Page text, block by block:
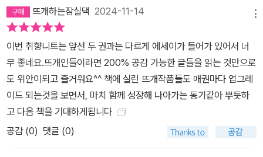
뜨개하는잠실댁 2024-11-14
이번 취향니트는 앞선 두 권과는 다르게 에세이가 들어가 있어서 너
무 좋네요.뜨개인들이라면 200% 공감 가능한 글들을 읽는 것만으로
도 위안이되고 즐거워요^^ 책에 실린 뜨개작품들도 매권마다 업그레
이드 되는것을 보면서, 마치 함께 성장해 나아가는 동기같아 뿌듯하
고 다음 책을 기대하게됩니다
공감 (0) 댓글 (0)